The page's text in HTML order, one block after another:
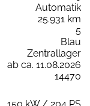
Automatik
25.931 km
5
Blau
Zentrallager
ab ca. 11.08.2026
14470
150 kW / 204 PS